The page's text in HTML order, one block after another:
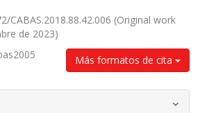
CABAS.2018.88.42.006 (Original work
de 2023)
Más formatos de cita